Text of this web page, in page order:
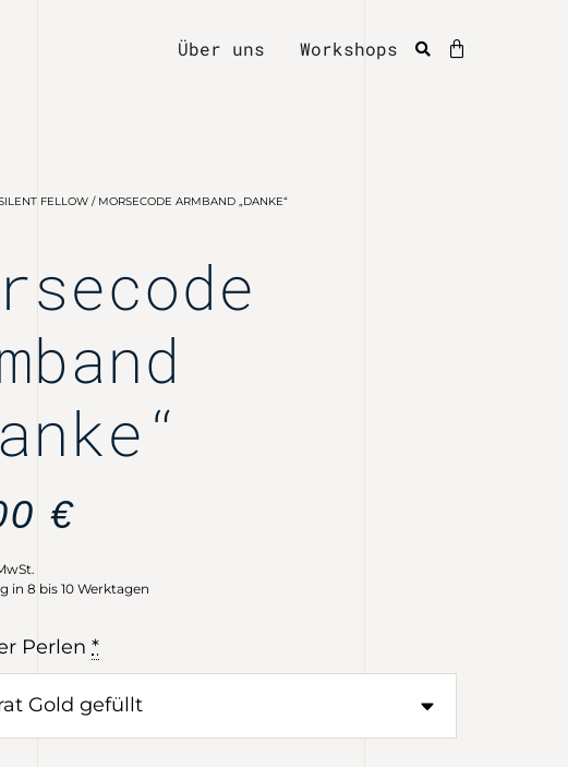
Über uns Workshops
FELLOW / MORSECODE ARMBAND „DANKE“
€
in 8 bis 10 Werktagen
Perlen *